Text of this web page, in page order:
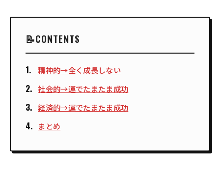
CONTENTS
精神的→全く成長しない
社会的→運でたまたま成功
経済的→運でたまたま成功
まとめ